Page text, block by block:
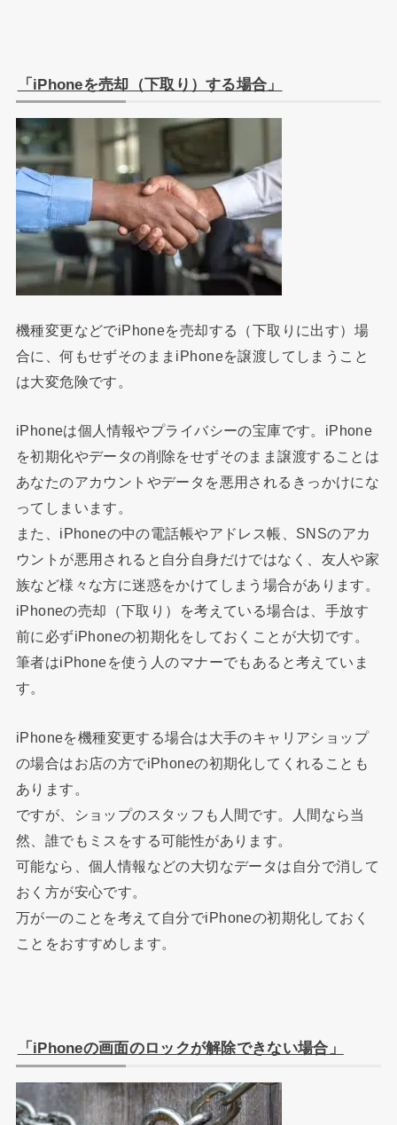
「iPhoneを売却（下取り）する場合」
機種変更などでiPhoneを売却する（下取りに出す）場
合に、何もせずそのまま iPhoneを譲渡してしまうこと
は大変危険です。
iPhoneは個人情報やプライバシーの宝庫です。 iPhone
を初期化やデータの削除をせずそのまま譲渡することは
あなたのアカウントやデータを悪用されるきっかけにな
ってしまいます。
また、 iPhoneの中の電話帳やアドレス帳、 SNSのアカ
ウントが悪用されると自分自身だけではなく、友人や家
族など様々な方に迷惑をかけてしまう場合があります。
iPhoneの売却（下取り）を考えている場合は、手放す
前に必ずiPhoneの初期化をしておくことが大切です。
筆者はiPhoneを使う人のマナーでもあると考えていま
す。
iPhoneを機種変更する場合は大手のキャリアショップ
の場合はお店の方でiPhoneの初期化してくれることも
あります。
ですが、ショップのスタッフも人間です。人間なら当
然、誰でもミスをする可能性があります。
可能なら、個人情報などの大切なデータは自分で消して
おく方が安心です。
万が一のことを考えて自分でiPhoneの初期化しておく
ことをおすすめします。
「 iPhoneの画面のロックが解除できない場合」